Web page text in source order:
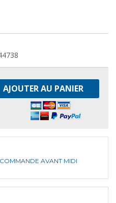
AJOUTER AU PANIER
AVANT MIDI